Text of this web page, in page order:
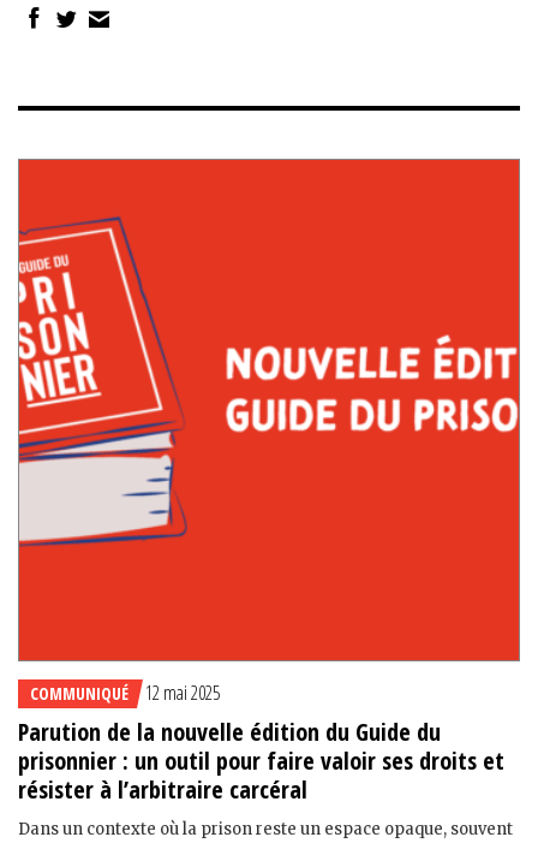
COMMUNIQUÉ 12 mai 2025
Parution de la nouvelle édition du Guide du
prisonnier : un outil pour faire valoir ses droits et
résister à l’arbitraire carcéral
Dans un contexte où la prison reste un espace opaque, souvent